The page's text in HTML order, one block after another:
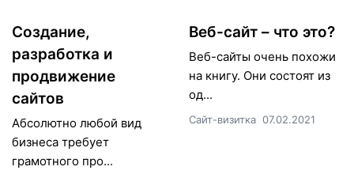
Создание,
разработка и
продвижение
сайтов
Абсолютно любой вид
бизнеса требует
грамотного про...
Веб-сайт – что это?
Веб-сайты очень похожи
на книгу. Они состоят из
од...
Сайт-визитка 07.02.2021